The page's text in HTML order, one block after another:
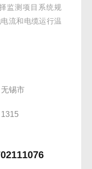
监测项目系统规
流和电缆运行温
无锡市
1315